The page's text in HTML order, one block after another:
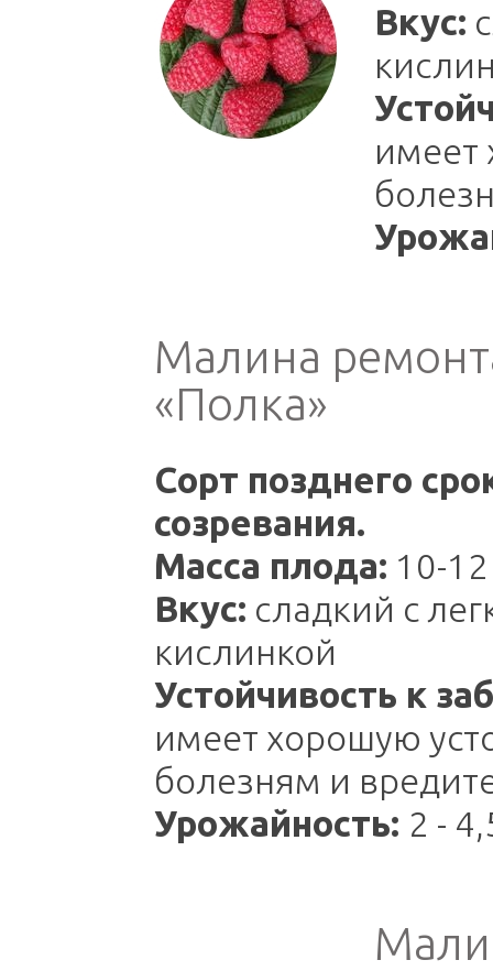
Вкус:
имеет
Малина
«Полка»
Сорт позднего
созревания.
Масса плода: 10-12
Вкус: сладкий с
кислинкой
Устойчивость к
имеет хорошую
болезням и
Урожайность: 2 -